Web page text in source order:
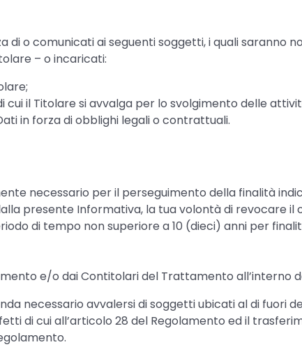
o comunicati ai seguenti soggetti, i quali saranno
– o incaricati:
cui il Titolare si avvalga per lo svolgimento delle
in forza di obblighi legali o contrattuali.
necessario per il perseguimento della finalità
presente Informativa, la tua volontà di revocare
di tempo non superiore a 10 (dieci) anni per
e/o dai Contitolari del Trattamento all’interno
necessario avvalersi di soggetti ubicati al di fuori
di cui all’articolo 28 del Regolamento ed il